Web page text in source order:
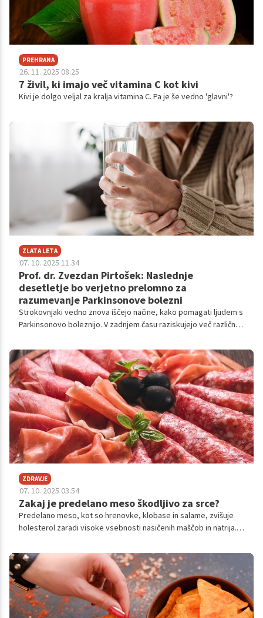
PREHRANA
26. 11. 2025 08.25
7 živil, ki imajo več vitamina C kot kivi
Kivi je dolgo veljal za kralja vitamina C. Pa je še vedno 'glavni'?
ZLATA LETA
07. 10. 2025 11.34
Prof. dr. Zvezdan Pirtošek: Naslednje
desetletje bo verjetno prelomno za
razumevanje Parkinsonove bolezni
Strokovnjaki vedno znova iščejo načine, kako pomagati ljudem s
Parkinsonovo boleznijo. V zadnjem času raziskujejo več različnih
imenujemo epigenetika), vnetni procesi v možganih
(nevroinflamacija) in zdravljenje prilagojeno vsakemu
posamezniku posebej (personalizirana medicina).
ZDRAVJE
07. 10. 2025 03.54
Zakaj je predelano meso škodljivo za srce?
Predelano meso, kot so hrenovke, klobase in salame, zvišuje
holesterol zaradi visoke vsebnosti nasičenih maščob in natrija.
tveganje za bolezni srca in ožilja. Nutricionisti svetujejo omejitev
teh živil za boljše srčno zdravje in ohranjanje ustrezne ravni LDL-
holesterola.